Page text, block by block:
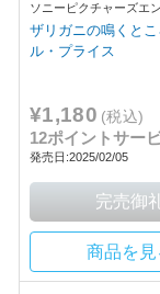
ソニーピクチャーズエ
ント
ザリガニの鳴くと
ル・プライス
¥1,180 (税込)
12ポイントサー
発売日:2025/02/05
商品を見